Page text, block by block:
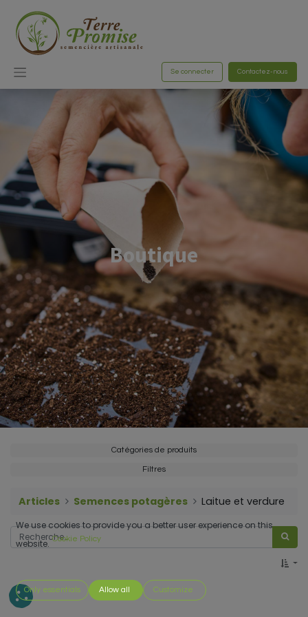
Se connecter Contactez-nous
Boutique
Catégories de produits
Filtres
Articles Semences potagères Laitue et verdure
We use cookies to provide you a better user experience on this
website. Cookie Policy
Only essentials Allow all Customize